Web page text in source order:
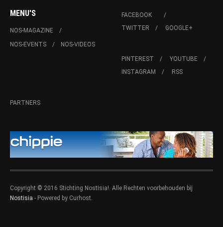
MENU'S
NOS-MAGAZINE
NOS-EVENTS
NOS-VIDEOS
FACEBOOK
TWITTER
GOOGLE+
PINTEREST
YOUTUBE
INSTAGRAM
RSS
PARTNERS
Copyright © 2016 Stichting Nostisia!. Alle Rechten voorbehouden bij
Nostisia - Powered by Curhost.